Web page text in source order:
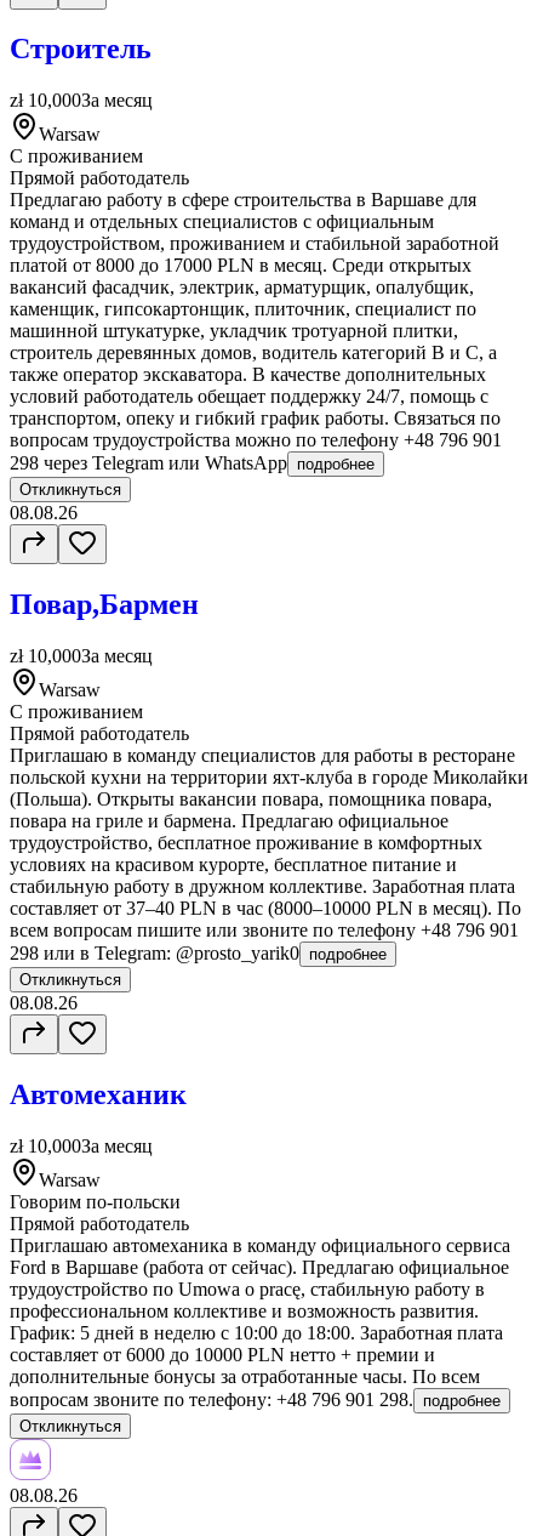
Строитель
zł 10,000За месяц
Warsaw
С проживанием
Прямой работодатель
Предлагаю работу в сфере строительства в Варшаве для
команд и отдельных специалистов с официальным
трудоустройством, проживанием и стабильной заработной
платой от 8000 до 17000 PLN в месяц. Среди открытых
вакансий фасадчик, электрик, арматурщик, опалубщик,
каменщик, гипсокартонщик, плиточник, специалист по
машинной штукатурке, укладчик тротуарной плитки,
строитель деревянных домов, водитель категорий B и C, а
также оператор экскаватора. В качестве дополнительных
условий работодатель обещает поддержку 24/7, помощь с
транспортом, опеку и гибкий график работы. Связаться по
вопросам трудоустройства можно по телефону +48 796 901
298 через Telegram или WhatsApp подробнее
Откликнуться
08.08.26
Повар,Бармен
zł 10,000За месяц
Warsaw
С проживанием
Прямой работодатель
Приглашаю в команду специалистов для работы в ресторане
польской кухни на территории яхт-клуба в городе Миколайки
(Польша). Открыты вакансии повара, помощника повара,
повара на гриле и бармена. Предлагаю официальное
трудоустройство, бесплатное проживание в комфортных
условиях на красивом курорте, бесплатное питание и
стабильную работу в дружном коллективе. Заработная плата
составляет от 37–40 PLN в час (8000–10000 PLN в месяц). По
всем вопросам пишите или звоните по телефону +48 796 901
298 или в Telegram: @prosto_yarik0 подробнее
Откликнуться
08.08.26
Автомеханик
zł 10,000За месяц
Warsaw
Говорим по-польски
Прямой работодатель
Приглашаю автомеханика в команду официального сервиса
Ford в Варшаве (работа от сейчас). Предлагаю официальное
трудоустройство по Umowa o pracę, стабильную работу в
профессиональном коллективе и возможность развития.
График: 5 дней в неделю с 10:00 до 18:00. Заработная плата
составляет от 6000 до 10000 PLN нетто + премии и
дополнительные бонусы за отработанные часы. По всем
вопросам звоните по телефону: +48 796 901 298.
подробнее
Откликнуться
08.08.26